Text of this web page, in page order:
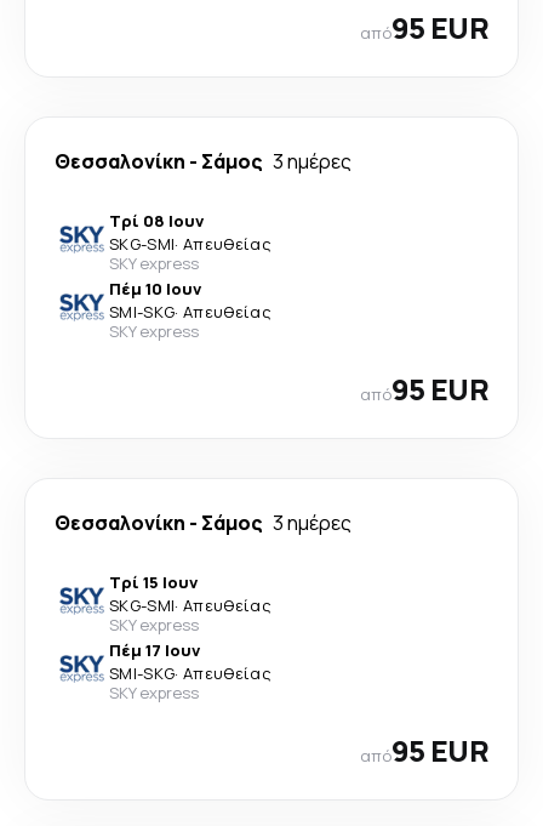
από95 EUR
Θεσσαλονίκη - Σάμος 3 ημέρες
Τρί 08 Ιουν
SKG-SMI· Απευθείας
SKY express
Πέμ 10 Ιουν
SMI-SKG· Απευθείας
SKY express
από95 EUR
Θεσσαλονίκη - Σάμος 3 ημέρες
Τρί 15 Ιουν
SKG-SMI· Απευθείας
SKY express
Πέμ 17 Ιουν
SMI-SKG· Απευθείας
SKY express
από95 EUR